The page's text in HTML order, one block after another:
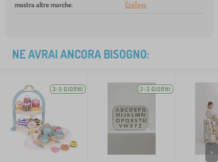
mostra altre marche: EcoToys
NE AVRAI ANCORA BISOGNO:
3-5 GIORNI 2-3 GIORNI
>